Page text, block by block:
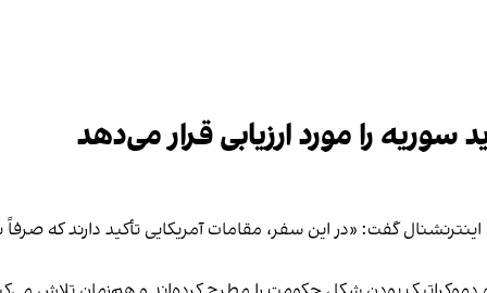
را مورد ارزیابی قرار می‌دهد
گفت: «در این سفر، مقامات آمریکایی تأکید دارند که صرفاً